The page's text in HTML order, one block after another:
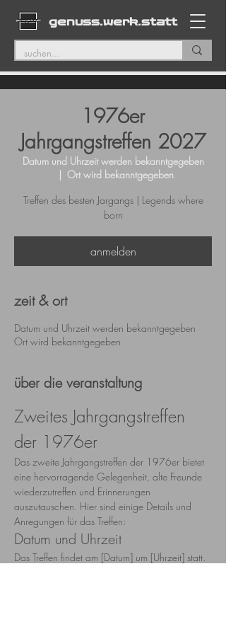
genuss.werk.statt
1976er
Jahrgangstreffen 2027
Datum und Uhrzeit werden bekanntgegeben
  |
Ort wird bekanntgegeben
Treffen des besten Jargangs | Legends where
born
anmelden
zeit & ort
Datum und Uhrzeit werden bekanntgegeben
Ort wird bekanntgegeben
über die veranstaltung
Zweites Jahrgangstreffen
der 1976er
Das zweite Jahrgangstreffen der 1976er bietet
eine hervorragende Gelegenheit, alte Freunde
wiederzutreffen und Erinnerungen
auszutauschen. Hier sind einige Details und
Anregungen für das Treffen:
Datum und Uhrzeit
Das Treffen findet am [Datum] um [Uhrzeit] statt.